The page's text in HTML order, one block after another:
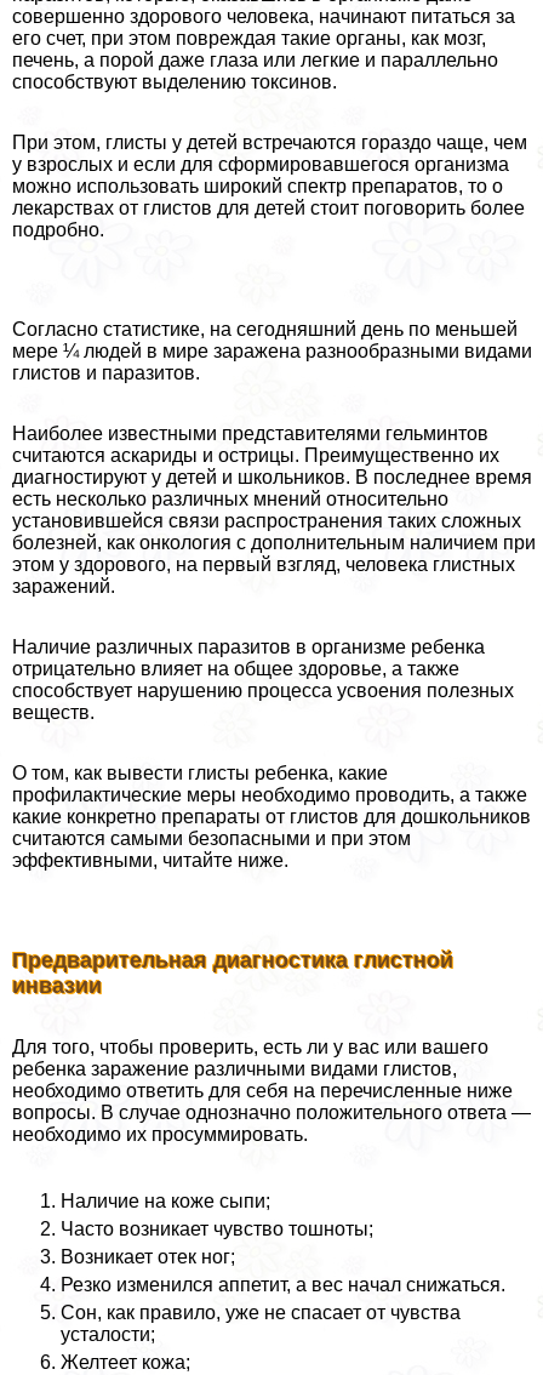
совершенно здорового человека, начинают питаться за
его счет, при этом повреждая такие органы, как мозг,
печень, а порой даже глаза или легкие и параллельно
способствуют выделению токсинов.
При этом, глисты у детей встречаются гораздо чаще, чем
у взрослых и если для сформировавшегося организма
можно использовать широкий спектр препаратов, то о
лекарствах от глистов для детей стоит поговорить более
подробно.
Согласно статистике, на сегодняшний день по меньшей
мере ¼ людей в мире заражена разнообразными видами
глистов и паразитов.
Наиболее известными представителями гельминтов
считаются аскариды и острицы. Преимущественно их
диагностируют у детей и школьников. В последнее время
есть несколько различных мнений относительно
установившейся связи распространения таких сложных
болезней, как oнкoлoгия с дополнительным наличием при
этом у здорового, на первый взгляд, человека глистных
заражений.
Наличие различных паразитов в организме ребенка
отрицательно влияет на общее здоровье, а также
способствует нарушению процесса усвоения полезных
веществ.
О том, как вывести глисты ребенка, какие
профилактические меры необходимо проводить, а также
какие конкретно препараты от глистов для дошкольников
считаются самыми безопасными и при этом
эффективными, читайте ниже.
Предварительная диагностика глистной
инвазии
Для того, чтобы проверить, есть ли у вас или вашего
ребенка заражение различными видами глистов,
необходимо ответить для себя на перечисленные ниже
вопросы. В случае однозначно положительного ответа —
необходимо их просуммировать.
Наличие на коже сыпи;
Часто возникает чувство тошноты;
Возникает отек ног;
Резко изменился аппетит, а вес начал снижаться.
Сон, как правило, уже не спасает от чувства
усталости;
Желтеет кожа;